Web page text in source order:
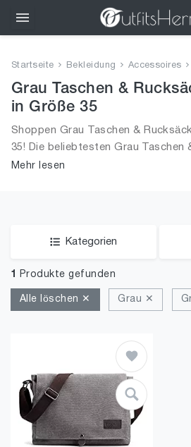
Bekleidung
Schuhe
Startseite Bekleidung Accessoires
Grau Taschen &
in Größe 35
Shoppen Grau Taschen &
35! Die beliebtesten Grau Taschen
Auswahl an Grau Taschen &
Mehr lesen
Kategorien
1 Produkte gefunden
Alle löschen ✕ Grau ✕